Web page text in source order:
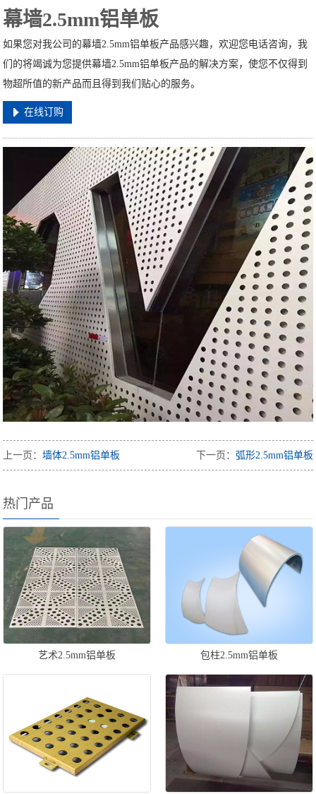
幕墙2.5mm铝单板
如果您对我公司的幕墙2.5mm铝单板产品感兴趣，欢迎您电话咨询，我
们的将竭诚为您提供幕墙2.5mm铝单板产品的解决方案，使您不仅得到
物超所值的新产品而且得到我们贴心的服务。
在线订购
上一页：墙体2.5mm铝单板 下一页： 弧形2.5mm铝单板
热门产品
艺术2.5mm铝单板 包柱2.5mm铝单板